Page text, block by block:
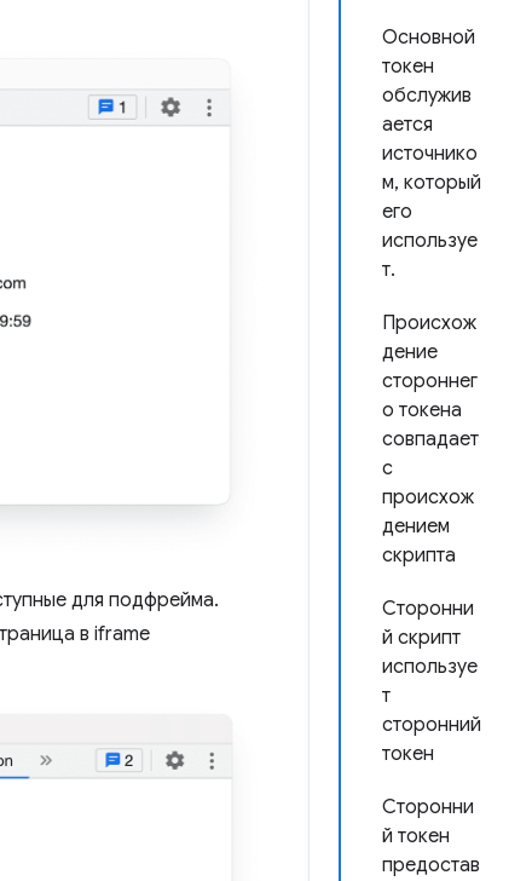
Основной
токен
обслужив
ается
источнико
м, который
его
используе
т.
Происхож
дение
стороннег
о токена
совпадает
с
происхож
дением
скрипта
Сторонни
й скрипт
используе
т
сторонний
токен
Сторонни
й токен
предостав
для подфрейма.
в iframe